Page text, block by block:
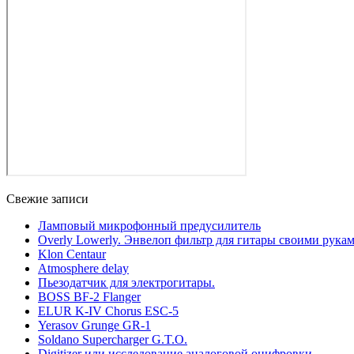
Свежие записи
Ламповый микрофонный предусилитель
Overly Lowerly. Энвелоп фильтр для гитары своими
Klon Centaur
Atmosphere delay
Пьезодатчик для электрогитары.
BOSS BF-2 Flanger
ELUR K-IV Chorus ESC-5
Yerasov Grunge GR-1
Soldano Supercharger G.T.O.